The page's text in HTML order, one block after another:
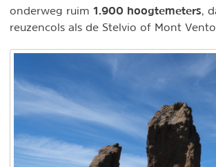
onderweg ruim 1.900 hoogtemeters ,
reuzencols als de Stelvio of Mont